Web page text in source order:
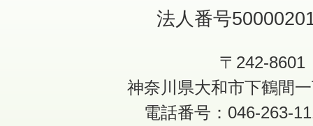
法人番号
〒242-8601
神奈川県大和市下鶴間
電話番号：046-263-